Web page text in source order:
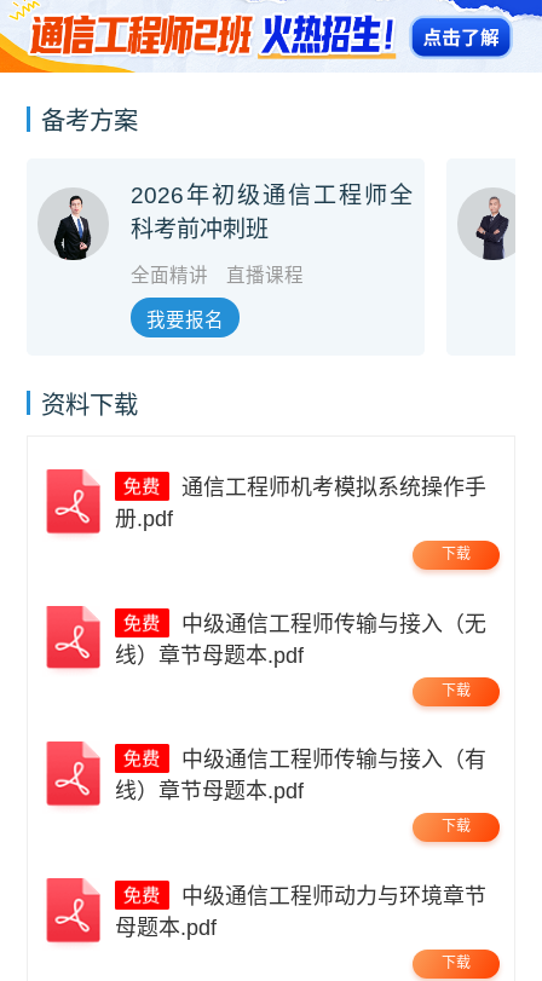
备考方案
2026年初级通信工程师全
科考前冲刺班
全面精讲 直播课程
我要报名
资料下载
通信工程师机考模拟系统操作手
册.pdf
下载
线）章节母题本.pdf
下载
线）章节母题本.pdf
下载
母题本.pdf
下载